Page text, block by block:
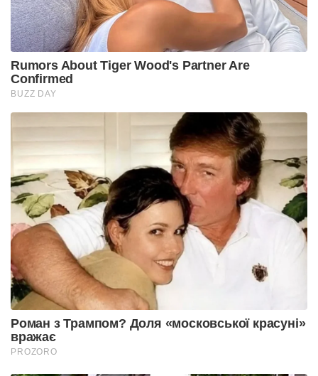
Rumors About Tiger Wood's Partner Are
Confirmed
BUZZ DAY
Роман з Трампом? Доля «московської красуні»
вражає
PROZORO